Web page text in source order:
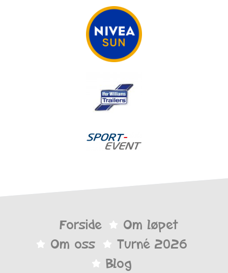
Forside
Om løpet
Om oss
Turné 2026
Blog